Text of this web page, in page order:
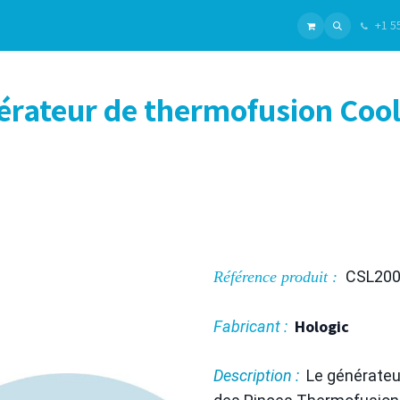
Chirurgie Plastique +1
de thermofusion
Référence produit :
Fabricant : Hologic
Description : Le